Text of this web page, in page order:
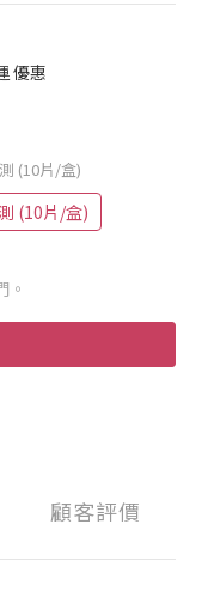
優惠
(10片/盒)
(10片/盒)
。
顧客評價